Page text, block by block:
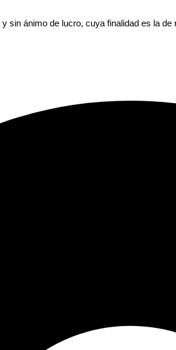
sin ánimo de lucro, cuya finalidad es la